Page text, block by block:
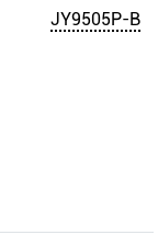
JY9505P-B